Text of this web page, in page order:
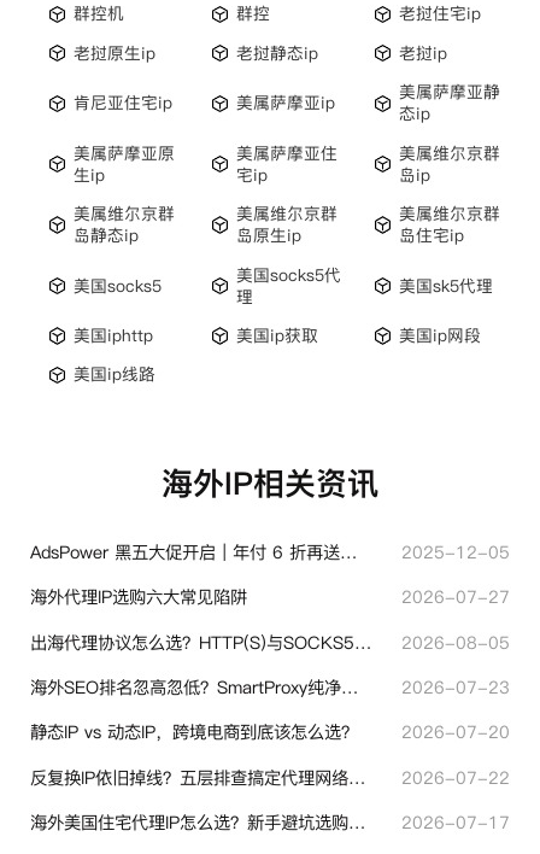
群控机
群控
老挝住宅ip
老挝原生ip
老挝静态ip 老挝ip
肯尼亚住宅ip 美属萨摩亚ip
美属萨摩亚静
态ip
美属萨摩亚原
生ip
美属萨摩亚住
宅ip
美属维尔京群
岛ip
美属维尔京群
岛静态ip
美属维尔京群
岛原生ip
美属维尔京群
岛住宅ip
美国socks5
美国socks5代
理
美国sk5代理
美国iphttp 美国ip获取
美国ip网段
美国ip线路
海外IP相关资讯
AdsPower 黑五大促开启｜年付 6 折再送半年＋豪礼抽奖
2025-12-05
海外代理IP选购六大常见陷阱
2026-07-27
出海代理协议怎么选？HTTP(S)与SOCKS5核心差异与选型技巧
2026-08-05
海外SEO排名忽高忽低？SmartProxy纯净住宅IP助力站点权重稳定
2026-07-23
静态IP vs 动态IP，跨境电商到底该怎么选？
2026-07-20
反复换IP依旧掉线？五层排查搞定代理网络异常
2026-07-22
海外美国住宅代理IP怎么选？新手避坑选购指南
2026-07-17